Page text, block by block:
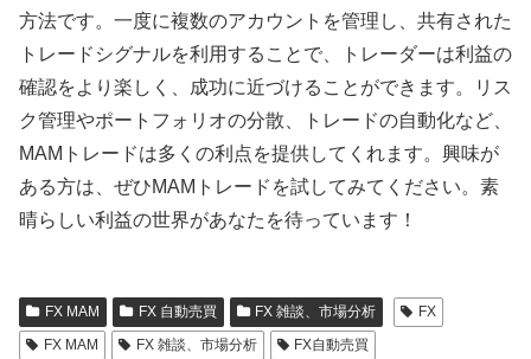
方法です。一度に複数のアカウントを管理し、共有された
トレードシグナルを利用することで、トレーダーは利益の
確認をより楽しく、成功に近づけることができます。リス
ク管理やポートフォリオの分散、トレードの自動化など、
MAMトレードは多くの利点を提供してくれます。興味が
ある方は、ぜひMAMトレードを試してみてください。素
晴らしい利益の世界があなたを待っています！
FX MAM FX 自動売買 FX 雑談、市場分析
FX
FX MAM
FX 雑談、市場分析 FX自動売買